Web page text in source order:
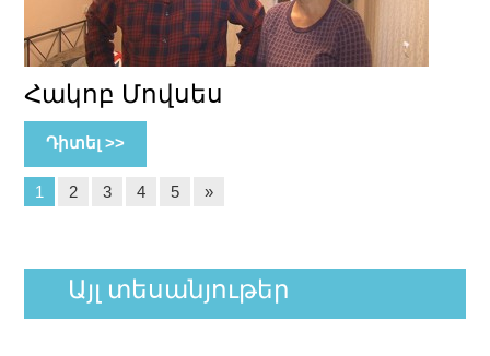
Հակոբ Մովսես
Դիտել >>
1 2 3 4 5 »
Այլ տեսանյութեր